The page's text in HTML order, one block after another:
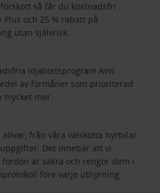
så får du kostnadsfri
Plus och 25 % rabatt på
utan självrisk.
lojalitetsprogram Avis
av förmåner som prioriterad
mycket mer.
från våra välskötta hyrbilar
Det innebär att vi
är säkra och rengör dem i
före varje uthyrning.